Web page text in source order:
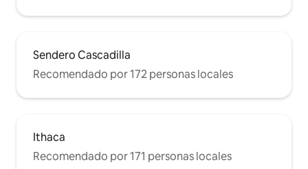
Sendero Cascadilla
Recomendado por 172 personas locales
Ithaca
Recomendado por 171 personas locales